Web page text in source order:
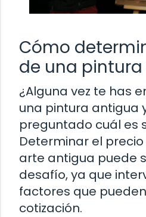
Cómo
de una
¿Alguna vez te has
una pintura antigua
preguntado cuál es
Determinar el
arte antigua puede
desafío, ya que
factores que
cotización.